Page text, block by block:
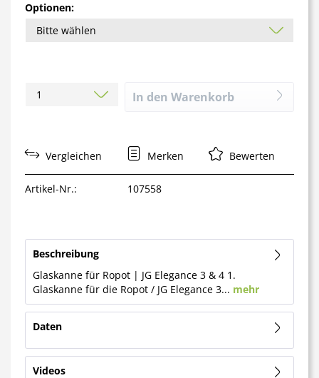
Optionen:
In den Warenkorb
Vergleichen Merken Bewerten
Artikel-Nr.: 107558
Beschreibung
Glaskanne für Ropot | JG Elegance 3 & 4 1.
Glaskanne für die Ropot / JG Elegance 3... mehr
Daten
Videos